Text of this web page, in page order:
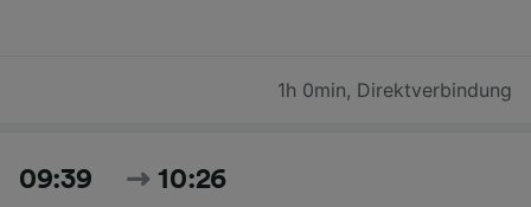
1h 0min, Direktverbindung
09:39 10:26